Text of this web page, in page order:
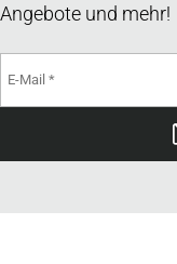
Angebote und mehr!